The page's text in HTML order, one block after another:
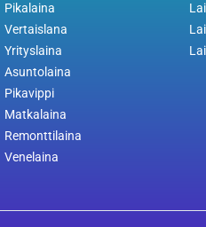
Pikalaina
Vertaislana
Yrityslaina
Asuntolaina
Pikavippi
Matkalaina
Remonttilaina
Venelaina